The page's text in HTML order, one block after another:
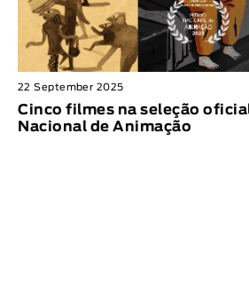
Ficção
Animação
Experimental
Documentário
22 September 2025
Cinco filmes na seleção
Nacional de Animação